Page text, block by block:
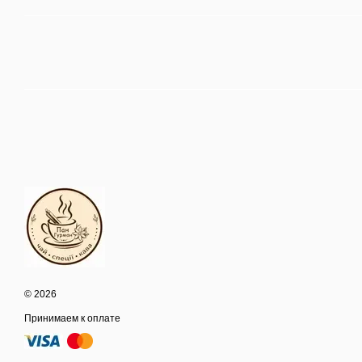
© 2026
Принимаем к оплате